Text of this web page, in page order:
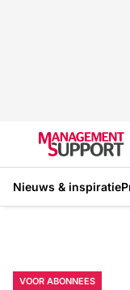
Nieuws & inspiratie
VOOR ABONNEES